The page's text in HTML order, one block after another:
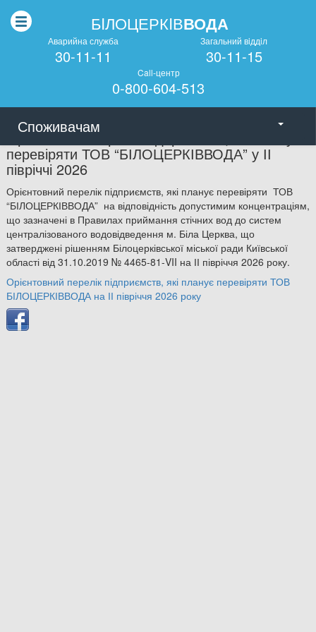
БIЛОЦЕРКIВВОДА
Аварийна служба
30-11-11
Загальний вiддiл
30-11-15
Call-центр
0-800-604-513
Споживачам
Орієнтовний перелік підприємств, які планує
перевіряти ТОВ “БІЛОЦЕРКІВВОДА” у ІІ
півріччі 2026
Орієнтовний перелік підприємств, які планує перевіряти ТОВ
“БІЛОЦЕРКІВВОДА” на відповідність допустимим концентраціям,
що зазначені в Правилах приймання стічних вод до систем
централізованого водовідведення м. Біла Церква, що
затверджені рішенням Білоцерківської міської ради Київської
області від 31.10.2019 № 4465-81-VII на ІІ півріччя 2026 року.
Орієнтовний перелік підприємств, які планує перевіряти ТОВ
БІЛОЦЕРКІВВОДА на ІІ півріччя 2026 року